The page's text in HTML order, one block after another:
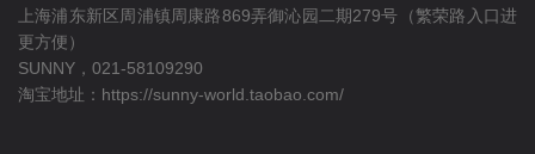
上海浦东新区周浦镇周康路869弄御沁园二期279号（繁荣路入口进
更方便）
SUNNY，021-58109290
淘宝地址： https://sunny-world.taobao.com/